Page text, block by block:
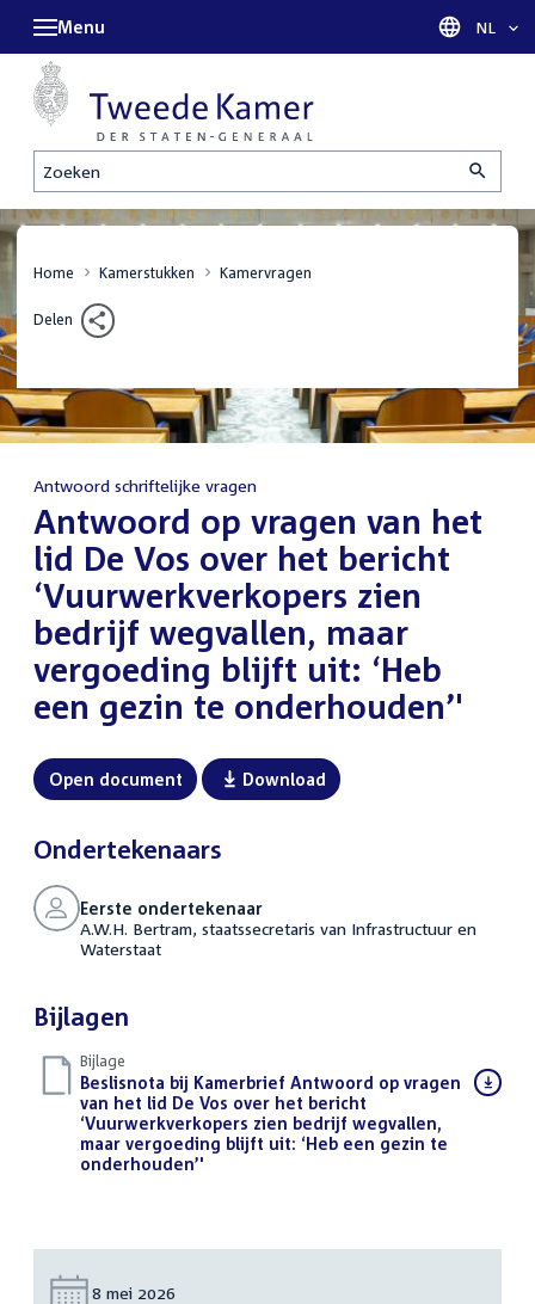
Zoeken
Menu Taal
NL
Home Kamerstukken Kamervragen
Delen
Antwoord schriftelijke vragen
Antwoord op vragen van het
lid De Vos over het bericht
‘Vuurwerkverkopers zien
bedrijf wegvallen, maar
vergoeding blijft uit: ‘Heb
een gezin te onderhouden’'
Open document Download
Ondertekenaars
Eerste ondertekenaar
A.W.H. Bertram, staatssecretaris van Infrastructuur en
Waterstaat
Bijlagen
Bijlage
Download
bestand:
Beslisnota bij Kamerbrief Antwoord op vragen
van het lid De Vos over het bericht
‘Vuurwerkverkopers zien bedrijf wegvallen,
maar vergoeding blijft uit: ‘Heb een gezin te
onderhouden’'
Datum:
8 mei 2026